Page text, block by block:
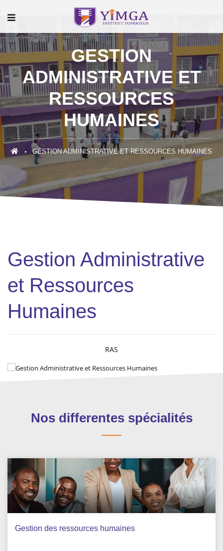
GESTION
ADMINISTRATIVE ET
RESSOURCES
HUMAINES
GESTION ADMINISTRATIVE ET RESSOURCES HUMAINES
Gestion Administrative
et Ressources
Humaines
RAS
Nos differentes spécialités
Gestion des ressources humaines